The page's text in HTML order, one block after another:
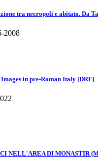
tra necropoli e abitato. Da
2008
in pre-Roman Italy [DRF]
NELL'AREA DI MONASTIR